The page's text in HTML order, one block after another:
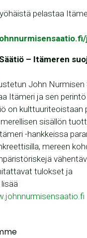
pelastaa
– Itämeren
John Nurmisen
Itämeri ja sen perintö
on kulttuuriteoistaan
sisällön
-hankkeissa
mereen
tulokset ja